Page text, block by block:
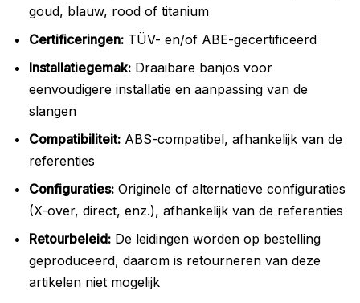
goud, blauw, rood of titanium
Certificeringen:TÜV- en/of ABE-gecertificeerd
Installatiegemak:Draaibare banjos voor
eenvoudigere installatie en aanpassing van de
slangen
Compatibiliteit:ABS-compatibel, afhankelijk van de
referenties
Configuraties:Originele of alternatieve configuraties
(X-over, direct, enz.), afhankelijk van de referenties
Retourbeleid:De leidingen worden op bestelling
geproduceerd, daarom is retourneren van deze
artikelen niet mogelijk